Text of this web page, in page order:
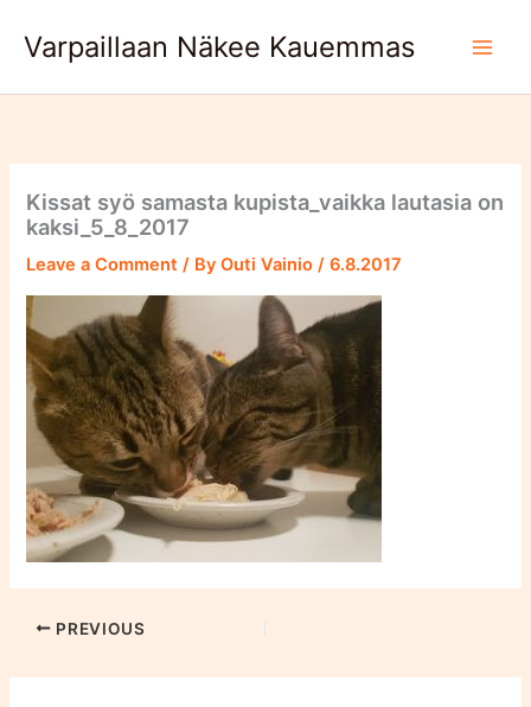
Varpaillaan Näkee Kauemmas
Kissat syö samasta kupista_vaikka lautasia on
kaksi_5_8_2017
Leave a Comment / ByOuti Vainio/6.8.2017
PREVIOUS